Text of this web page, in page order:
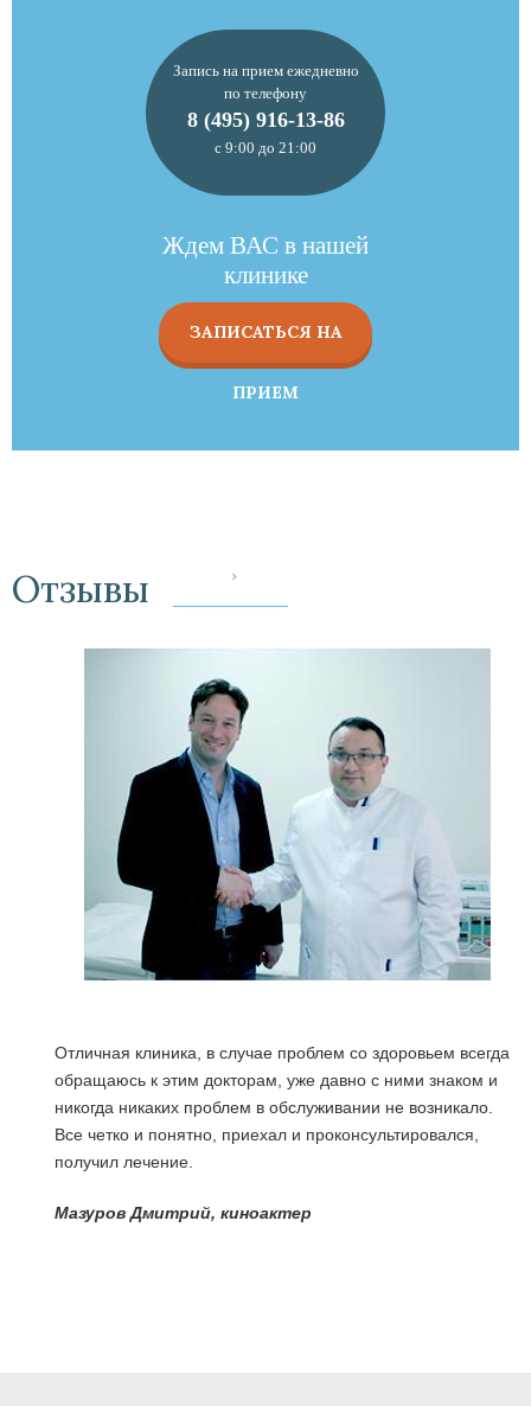
Запись на прием ежедневно
по телефону
8 (495) 916-13-86
с 9:00 до 21:00
Ждем ВАС в нашей
клинике
ЗАПИСАТЬСЯ НА
ПРИЕМ
Отзывы
Отличная клиника, в случае проблем со здоровьем всегда
обращаюсь к этим докторам, уже давно с ними знаком и
никогда никаких проблем в обслуживании не возникало.
Все четко и понятно, приехал и проконсультировался,
получил лечение.
Мазуров Дмитрий, киноактер
‹